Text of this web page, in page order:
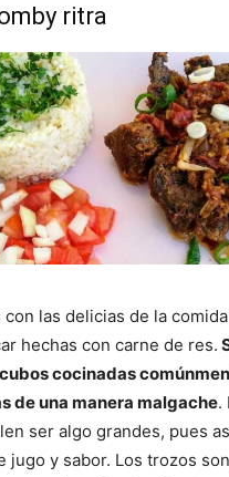
ritra
con las delicias de la
hechas con carne de res.
cocinadas
de una manera malgache.
ser algo grandes, pues
jugo y sabor. Los trozos